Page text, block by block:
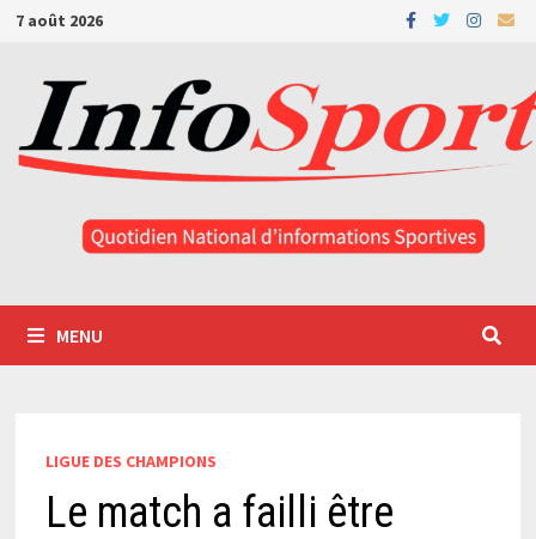
Passer
contenu
7 août 2026
MENU
LIGUE DES CHAMPIONS
Le match a failli être